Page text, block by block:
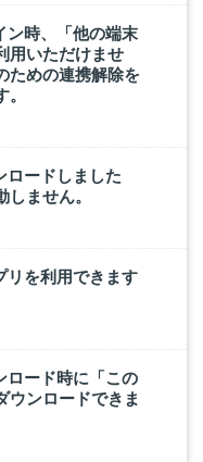
ン時、「他の端末
用いただけませ
ための連携解除を
ロードしました
ません。
リを利用できます
ロード時に「この
ウンロードできま